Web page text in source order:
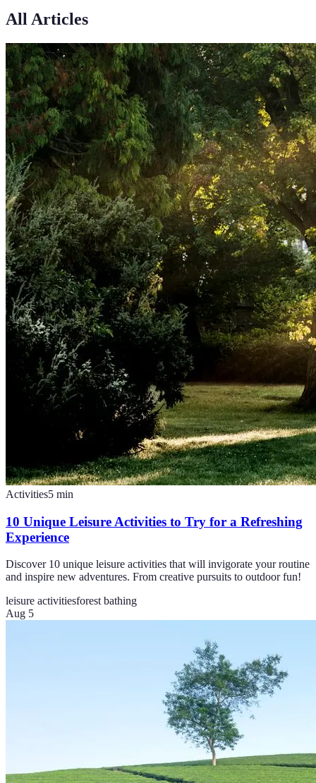
All Articles
Activities5 min
10 Unique Leisure Activities to Try for a Refreshing
Experience
Discover 10 unique leisure activities that will invigorate your routine
and inspire new adventures. From creative pursuits to outdoor fun!
leisure activitiesforest bathing
Aug 5